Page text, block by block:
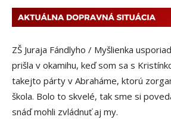
ZŠ Juraja Fándlyho / Myšlienka
prišla v okamihu, keď som sa s
takejto párty v Abraháme, ktorú
škola. Bolo to skvelé, tak sme si
snáď mohli zvládnuť aj my.